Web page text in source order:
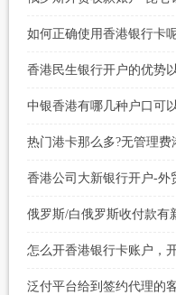
如何正确使用香港银行卡
香港民生银行开户的优势
中银香港有哪几种户口可
热门港卡那么多?无管理
香港公司大新银行开户-外
俄罗斯/白俄罗斯收付款有
怎么开香港银行卡账户，
泛付平台给到签约代理的